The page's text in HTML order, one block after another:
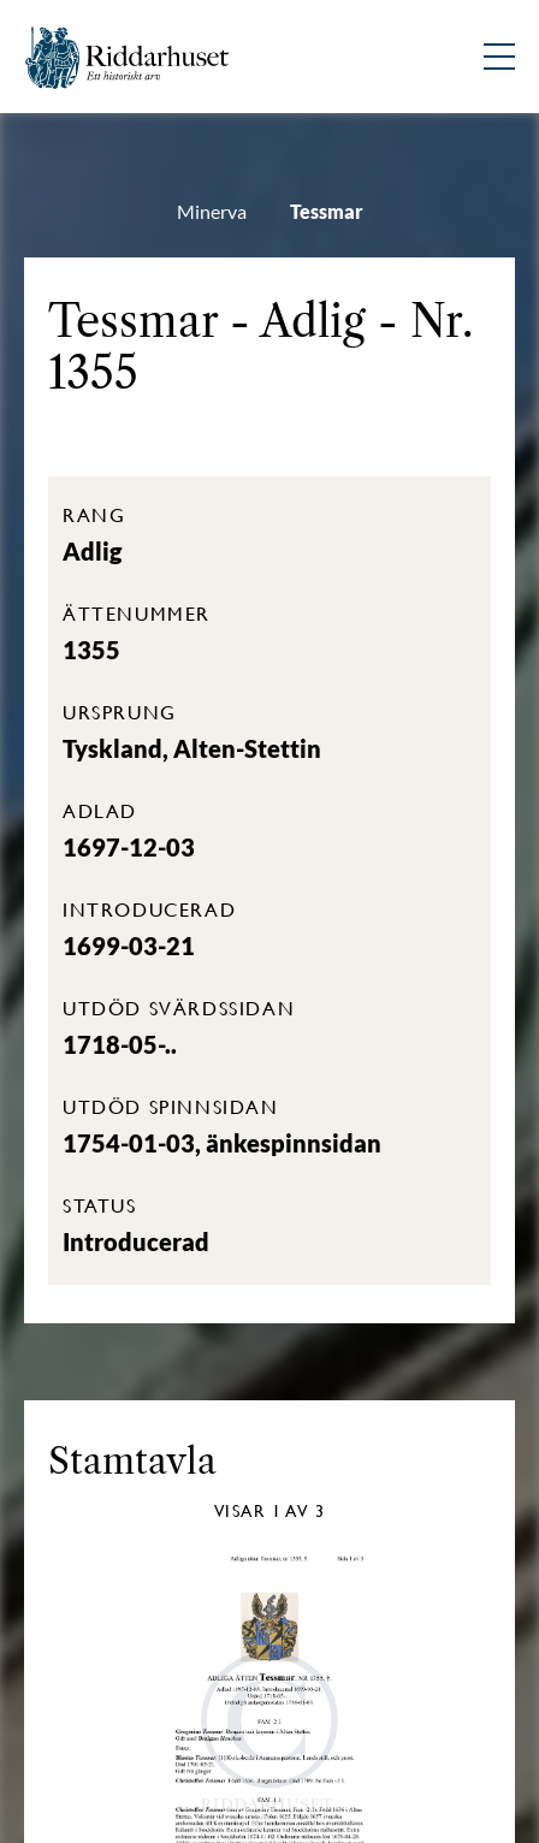
Minerva Tessmar
Tessmar - Adlig - Nr.
1355
RANG
Adlig
ÄTTENUMMER
1355
URSPRUNG
Tyskland, Alten-Stettin
ADLAD
1697-12-03
INTRODUCERAD
1699-03-21
UTDÖD SVÄRDSSIDAN
1718-05-..
UTDÖD SPINNSIDAN
1754-01-03, änkespinnsidan
STATUS
Introducerad
Stamtavla
VISAR 1 AV 3